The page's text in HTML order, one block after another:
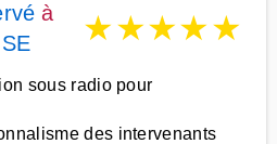
à
★★★★★
sous radio pour
des intervenants